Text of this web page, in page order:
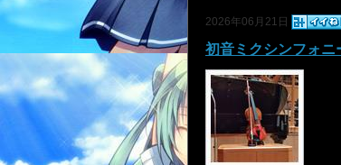
2026年06月21日
初音ミクシンフォ